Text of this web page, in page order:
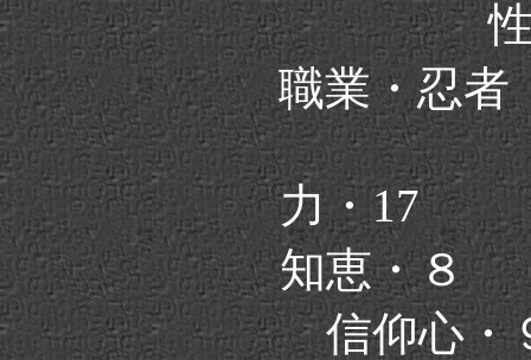
職業・忍
力・17
知恵・
信仰心